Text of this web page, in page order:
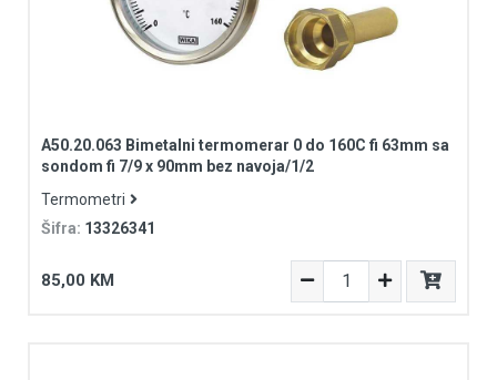
A50.20.063 Bimetalni termomerar 0 do 160C fi 63mm sa
sondom fi 7/9 x 90mm bez navoja/1/2
Termometri
Šifra: 13326341
85,00 KM